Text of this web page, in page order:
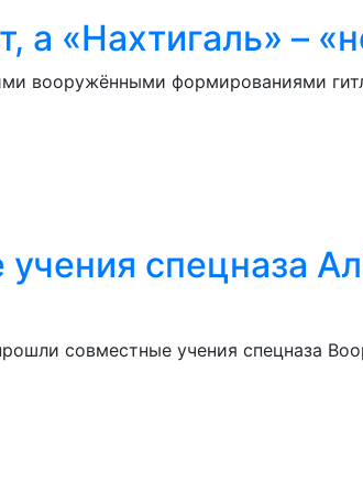
«Нахтигаль» –
вооружёнными формированиями
спецназа
совместные учения спецназа